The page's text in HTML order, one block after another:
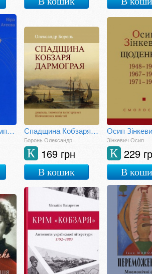
За лаштунками імперії Спадщина Кобзаря Дармограя: джерела, типологія та інтертекст Шевченкових повістей
Боронь Олександр
169 грн
К
В кошик
Зінкевич Осип
229
К
В